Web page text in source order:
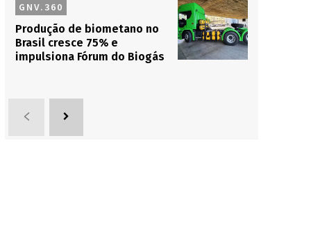
GNV.360
Produção de biometano no
Brasil cresce 75% e
impulsiona Fórum do Biogás